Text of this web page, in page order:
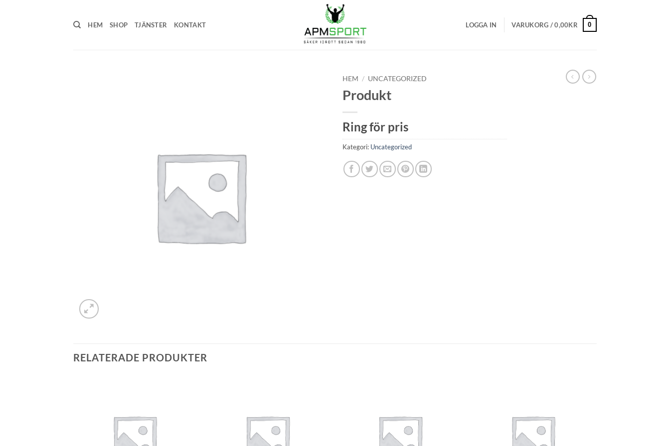
HEM SHOP TJÄNSTER KONTAKT LOGGA IN VARUKORG /0,00KR 0
HEM / UNCATEGORIZED
Produkt
Ring för pris
Kategori: Uncategorized
RELATERADE PRODUKTER